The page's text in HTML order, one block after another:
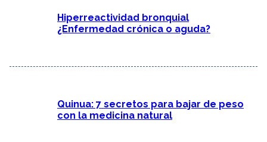
Hiperreactividad bronquial
¿Enfermedad crónica o aguda?
Quinua: 7 secretos para bajar de peso
con la medicina natural